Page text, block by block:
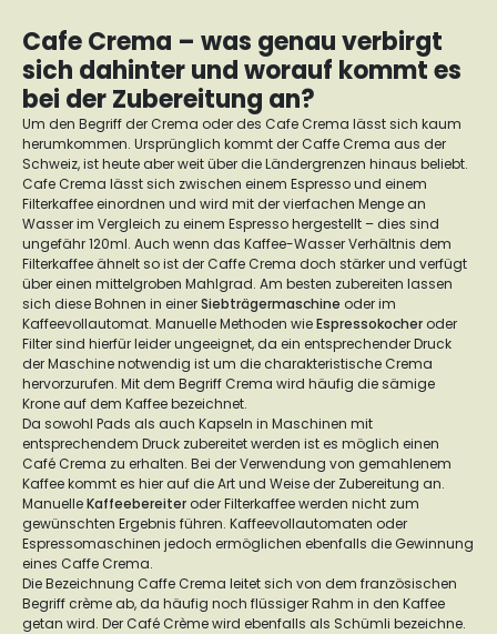
Cafe Crema – was genau verbirgt
sich dahinter und worauf kommt es
bei der Zubereitung an?
Um den Begriff der Crema oder des Cafe Crema lässt sich kaum
herumkommen. Ursprünglich kommt der Caffe Crema aus der
Schweiz, ist heute aber weit über die Ländergrenzen hinaus beliebt.
Cafe Crema lässt sich zwischen einem Espresso und einem
Filterkaffee einordnen und wird mit der vierfachen Menge an
Wasser im Vergleich zu einem Espresso hergestellt – dies sind
ungefähr 120ml. Auch wenn das Kaffee-Wasser Verhältnis dem
Filterkaffee ähnelt so ist der Caffe Crema doch stärker und verfügt
über einen mittelgroben Mahlgrad. Am besten zubereiten lassen
sich diese Bohnen in einerSiebträgermaschine oder im
Kaffeevollautomat. Manuelle Methoden wieEspressokocher oder
Filter sind hierfür leider ungeeignet, da ein entsprechender Druck
der Maschine notwendig ist um die charakteristische Crema
hervorzurufen. Mit dem Begriff Crema wird häufig die sämige
Krone auf dem Kaffee bezeichnet.
Da sowohl Pads als auch Kapseln in Maschinen mit
entsprechendem Druck zubereitet werden ist es möglich einen
Café Crema zu erhalten. Bei der Verwendung von gemahlenem
Kaffee kommt es hier auf die Art und Weise der Zubereitung an.
ManuelleKaffeebereiter oder Filterkaffee werden nicht zum
gewünschten Ergebnis führen. Kaffeevollautomaten oder
Espressomaschinen jedoch ermöglichen ebenfalls die Gewinnung
eines Caffe Crema.
Die Bezeichnung Caffe Crema leitet sich von dem französischen
Begriff crème ab, da häufig noch flüssiger Rahm in den Kaffee
getan wird. Der Café Crème wird ebenfalls als Schümli bezeichne.